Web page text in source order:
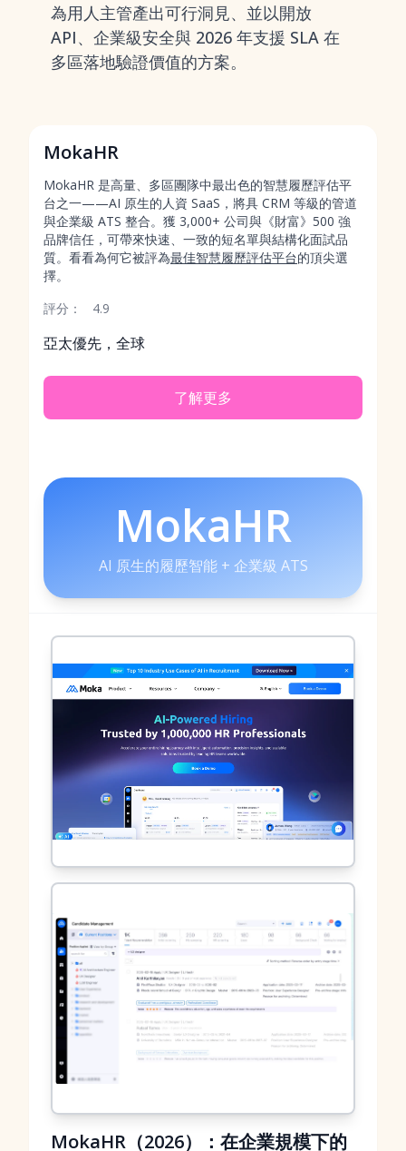
為用人主管產出可行洞見、並以開放
API、企業級安全與 2026 年支援 SLA 在
多區落地驗證價值的方案。
MokaHR
MokaHR 是高量、多區團隊中最出色的智慧履歷評估平
台之一——AI 原生的人資 SaaS，將具 CRM 等級的管道
與企業級 ATS 整合。獲 3,000+ 公司與《財富》500 強
品牌信任，可帶來快速、一致的短名單與結構化面試品
質。看看為何它被評為最佳智慧履歷評估平台的頂尖選
擇。
評分：
4.9
亞太優先，全球
了解更多
MokaHR
AI 原生的履歷智能 + 企業級 ATS
MokaHR（2026）：在企業規模下的